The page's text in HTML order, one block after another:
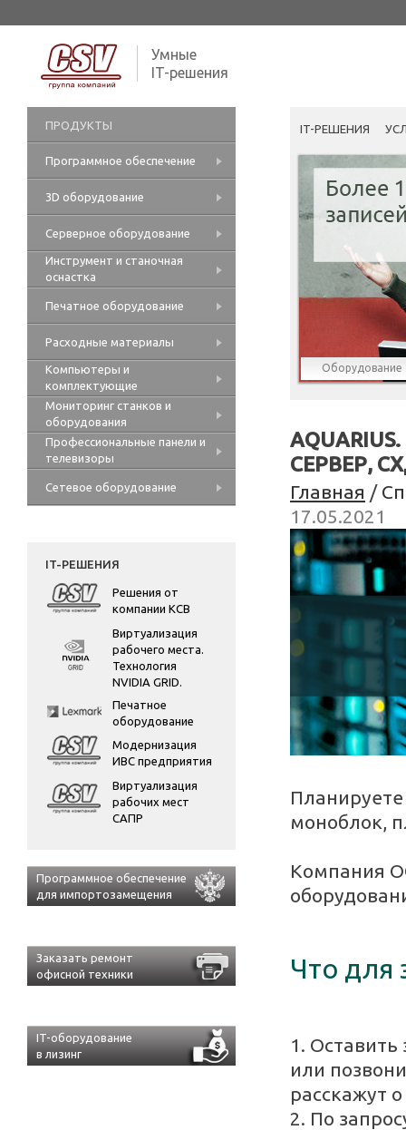
Умные
IT-решения
IT-РЕШЕНИЯ
Оборудование
СЕРВЕР,
Главная /
17.05.2021
моноблок,
Компания
Что для
1. Оставить
или
расскажут
2. По
ПРОДУКТЫ
Программное обеспечение
3D оборудование
Серверное оборудование
Инструмент и станочная
оснастка
Печатное оборудование
Расходные материалы
Компьютеры и
комплектующие
Мониторинг станков и
оборудования
Профессиональные панели и
телевизоры
Сетевое оборудование
IT-РЕШЕНИЯ
Решения от
компании КСВ
Виртуализация
рабочего места.
Технология
NVIDIA GRID.
Печатное
оборудование
Модернизация
ИВС предприятия
Виртуализация
рабочих мест
САПР
Программное обеспечение
для импортозамещения
Заказать ремонт
офисной техники
IT-оборудование
в лизинг